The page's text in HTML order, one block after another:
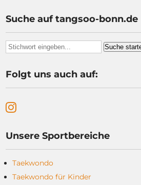
Suche auf tangsoo-bonn.de
Folgt uns auch auf:
Unsere Sportbereiche
Taekwondo
Taekwondo für Kinder